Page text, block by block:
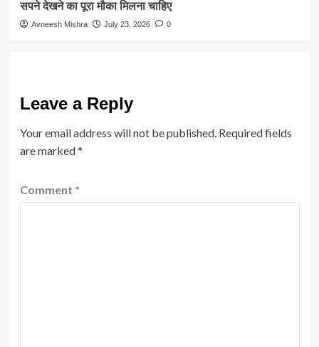
सपने देखने का पूरा मौका मिलना चाहिए
Avneesh Mishra July 23, 2026 0
Leave a Reply
Your email address will not be published. Required fields
are marked*
Comment *